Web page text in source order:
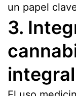
un papel
3.
integral